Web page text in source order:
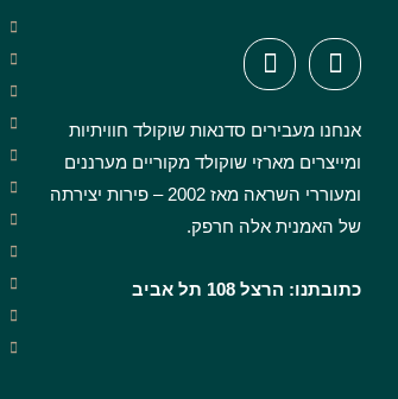
אנחנו מעבירים סדנאות שוקולד חוויתיות
ומייצרים מארזי שוקולד מקוריים מערננים
ומעוררי השראה מאז 2002 – פירות יצירתה
של האמנית אלה חרפק.
כתובתנו: הרצל 108 תל אביב